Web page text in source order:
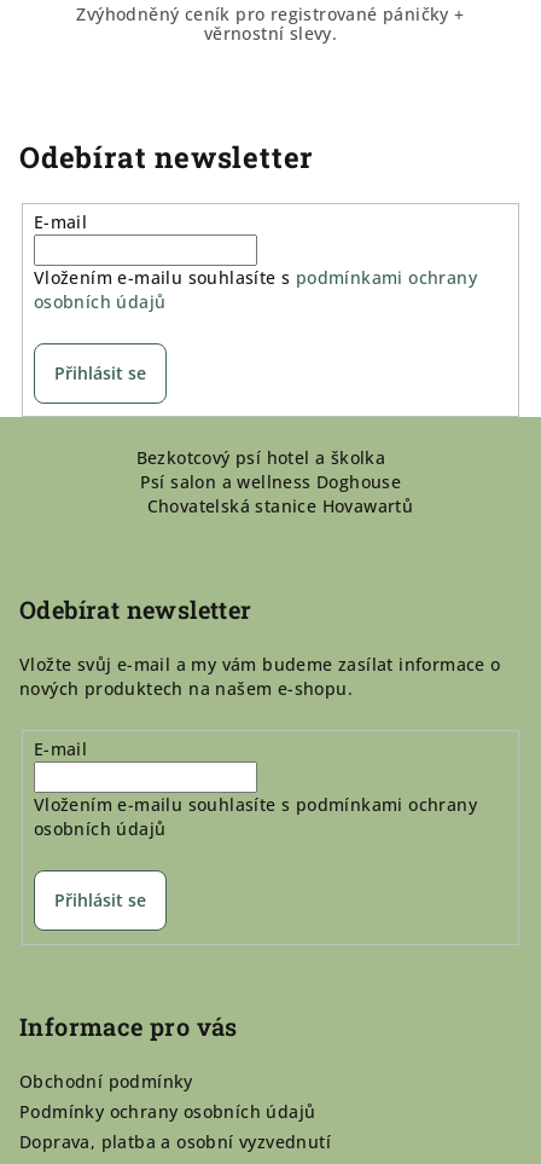
Zvýhodněný ceník pro registrované páničky +
věrnostní slevy.
Odebírat newsletter
E-mail
Vložením e-mailu souhlasíte s podmínkami ochrany
osobních údajů
Přihlásit se
Bezkotcový psí hotel a školka
Psí salon a wellness Doghouse
Chovatelská stanice Hovawartů
Odebírat newsletter
Vložte svůj e-mail a my vám budeme zasílat informace o
nových produktech na našem e-shopu.
E-mail
Vložením e-mailu souhlasíte s podmínkami ochrany
osobních údajů
Přihlásit se
Informace pro vás
Obchodní podmínky
Podmínky ochrany osobních údajů
Doprava, platba a osobní vyzvednutí